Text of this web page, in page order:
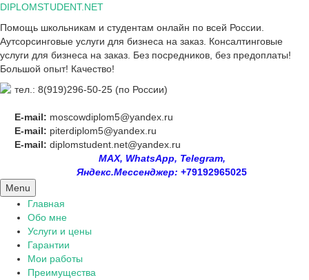
Skip
content
DIPLOMSTUDENT.NET
Помощь школьникам и студентам онлайн по всей России.
Аутсорсинговые услуги для бизнеса на заказ. Консалтинговые
услуги для бизнеса на заказ. Без посредников, без предоплаты!
Большой опыт! Качество!
тел.: 8(919)296-50-25 (по России)
E-mail: moscowdiplom5@yandex.ru
E-mail: piterdiplom5@yandex.ru
E-mail: diplomstudent.net@yandex.ru
MAX, WhatsApp, Telegram,
Яндекс.Мессенджер: +79192965025
Menu
Главная
Обо мне
Услуги и цены
Гарантии
Мои работы
Преимущества